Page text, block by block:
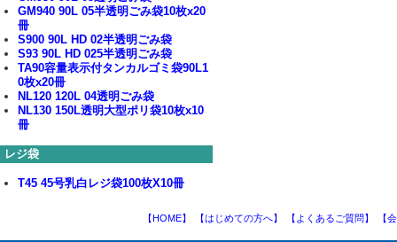
GM940 90L 05半透明ごみ袋10枚x20
冊
S900 90L HD 02半透明ごみ袋
S93 90L HD 025半透明ごみ袋
TA90容量表示付タンカルゴミ袋90L1
0枚x20冊
NL120 120L 04透明ごみ袋
NL130 150L透明大型ポリ袋10枚x10
冊
レジ袋
T45 45号乳白レジ袋100枚X10冊
【HOME】 【はじめての方へ】 【よくあるご質問】 【